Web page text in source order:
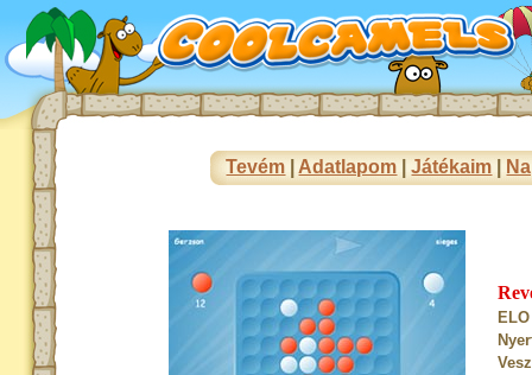
Tevém Adatlapom |Játékaim